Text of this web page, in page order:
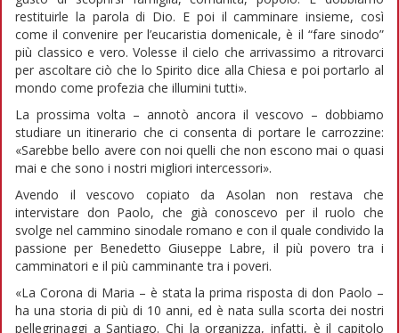
restituirle la parola di Dio. E poi il camminare insieme, così
come il convenire per l’eucaristia domenicale, è il “fare sinodo”
più classico e vero. Volesse il cielo che arrivassimo a ritrovarci
per ascoltare ciò che lo Spirito dice alla Chiesa e poi portarlo al
mondo come profezia che illumini tutti».
La prossima volta – annotò ancora il vescovo – dobbiamo
studiare un itinerario che ci consenta di portare le carrozzine:
«Sarebbe bello avere con noi quelli che non escono mai o quasi
mai e che sono i nostri migliori intercessori».
Avendo il vescovo copiato da Asolan non restava che
intervistare don Paolo, che già conoscevo per il ruolo che
svolge nel cammino sinodale romano e con il quale condivido la
passione per Benedetto Giuseppe Labre, il più povero tra i
camminatori e il più camminante tra i poveri.
«La Corona di Maria – è stata la prima risposta di don Paolo –
ha una storia di più di 10 anni, ed è nata sulla scorta dei nostri
pellegrinaggi a Santiago. Chi la organizza, infatti, è il capitolo